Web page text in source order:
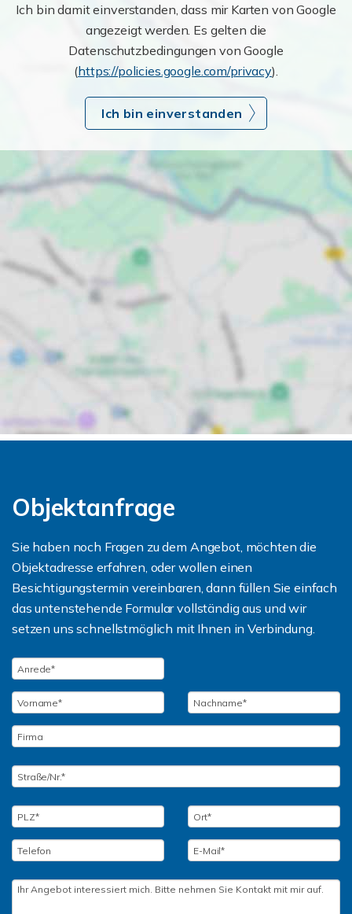
Ich bin damit einverstanden, dass mir Karten von Google
angezeigt werden. Es gelten die
Datenschutzbedingungen von Google
(https://policies.google.com/privacy).
Ich bin einverstanden
Objektanfrage
Sie haben noch Fragen zu dem Angebot, möchten die
Objektadresse erfahren, oder wollen einen
Besichtigungstermin vereinbaren, dann füllen Sie einfach
das untenstehende Formular vollständig aus und wir
setzen uns schnellstmöglich mit Ihnen in Verbindung.